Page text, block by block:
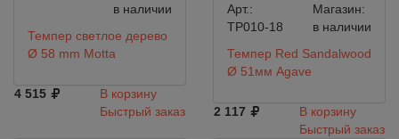
в наличии
Темпер светлое дерево
Ø 58 mm Motta
4 515
В корзину
Быстрый заказ
Арт.:
TP010-18
Магазин:
в наличии
Темпер Red Sandalwood
Ø 51мм Agave
2 117
В корзину
Быстрый заказ